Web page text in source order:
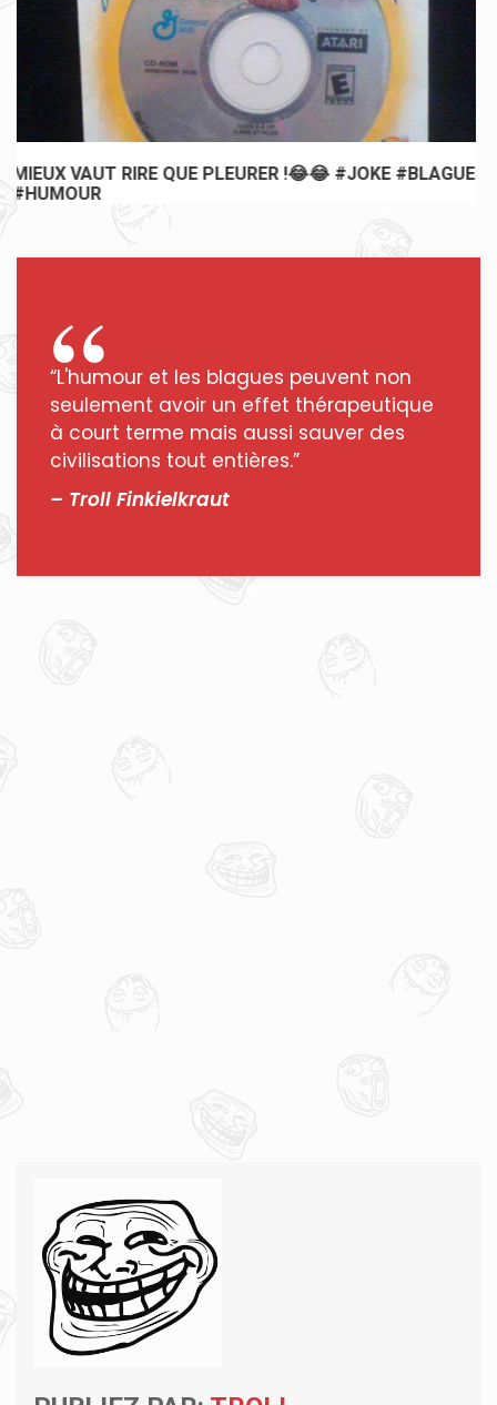
MIEUX VAUT RIRE QUE PLEURER !😂😂
“L'humour et les blagues peuvent non
seulement avoir un effet thérapeutique
à court terme mais aussi sauver des
civilisations tout entières.”
– Troll Finkielkraut